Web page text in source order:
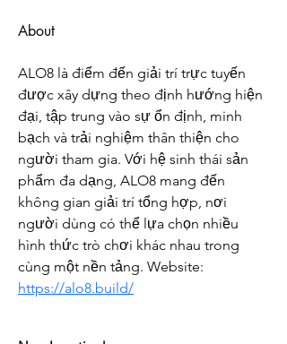
About
ALO8 là điểm đến giải trí trực tuyến
được xây dựng theo định hướng hiện
đại, tập trung vào sự ổn định, minh
bạch và trải nghiệm thân thiện cho
người tham gia. Với hệ sinh thái sản
phẩm đa dạng, ALO8 mang đến
không gian giải trí tổng hợp, nơi
người dùng có thể lựa chọn nhiều
hình thức trò chơi khác nhau trong
cùng một nền tảng. Website:
https://alo8.build/